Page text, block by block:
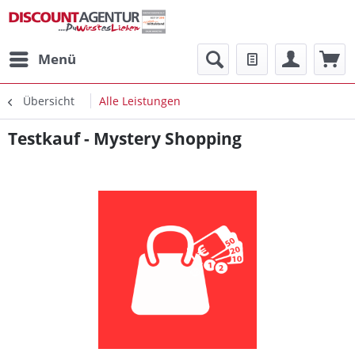
Menü
Übersicht Alle Leistungen
Testkauf - Mystery Shopping